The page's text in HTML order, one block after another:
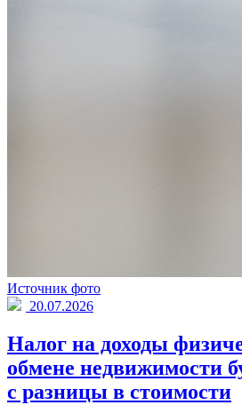
Источник фото
20.07.2026
Налог на доходы
обмене недвижимости
с разницы в стоимости